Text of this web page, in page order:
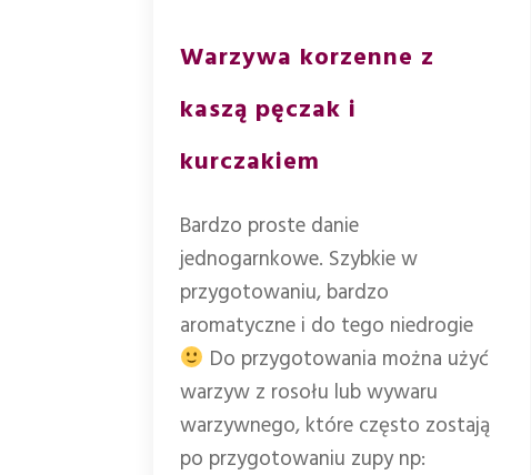
Warzywa korzenne z
kaszą pęczak i
kurczakiem
Bardzo proste danie
jednogarnkowe. Szybkie w
przygotowaniu, bardzo
aromatyczne i do tego niedrogie
Do przygotowania można użyć
warzyw z rosołu lub wywaru
warzywnego, które często zostają
po przygotowaniu zupy np: